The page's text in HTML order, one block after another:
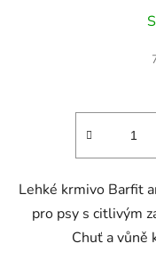
Lehké krmivo Barfit
pro psy s citlivým
Chuť a vůně